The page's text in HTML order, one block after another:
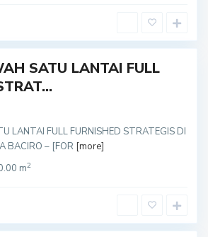
SATU LANTAI FULL
LANTAI FULL FURNISHED STRATEGIS DI
BACIRO – [FOR [more]
m2